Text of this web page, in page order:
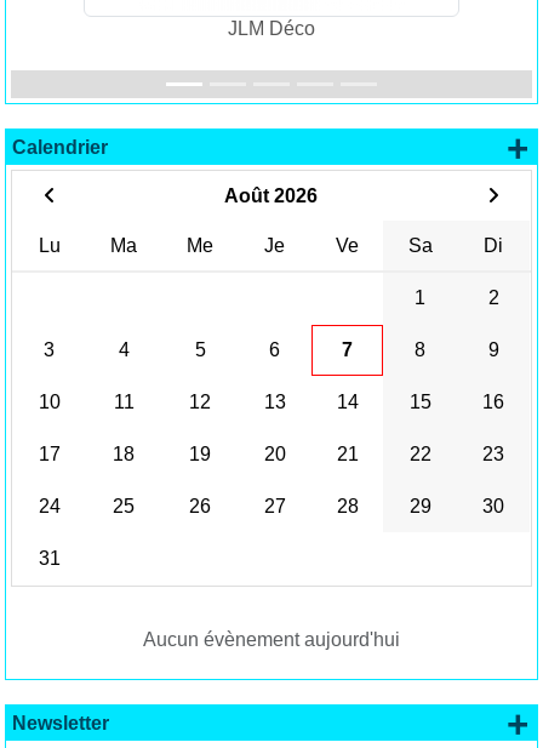
JLM Déco
Calendrier
Août 2026
Lu Ma Me Je Ve Sa Di
1 2
3 4 5 6 7 8 9
10 11 12 13 14 15 16
17 18 19 20 21 22 23
24 25 26 27 28 29 30
31
Aucun évènement aujourd'hui
+
Newsletter +